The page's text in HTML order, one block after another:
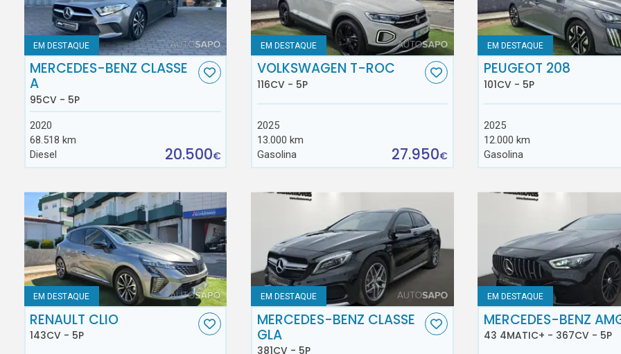
EM DESTAQUE
MERCEDES-BENZ CLASSE
A
95CV - 5P
2020
68.518 km
Diesel
20.500€
EM DESTAQUE
VOLKSWAGEN T-ROC
116CV - 5P
2025
13.000 km
Gasolina
27.950€
EM DESTAQUE
PEUGEOT 208
101CV - 5P
2025
12.000 km
Gasolina
EM DESTAQUE
RENAULT CLIO
143CV - 5P
EM DESTAQUE
MERCEDES-BENZ CLASSE
GLA
381CV - 5P
EM DESTAQUE
MERCEDES-BENZ
43 4MATIC+ - 367CV - 5P